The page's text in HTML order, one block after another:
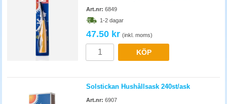
Art.nr: 6849
1-2 dagar
47.50 kr (inkl. moms)
KÖP
Solstickan Hushållsask 240st/ask
Art.nr: 6907